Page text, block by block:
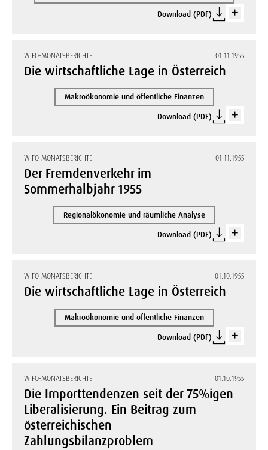
Download (PDF)
WIFO-MONATSBERICHTE 01.11.1955
Die wirtschaftliche Lage in Österreich
Makroökonomie und öffentliche Finanzen
Download (PDF)
WIFO-MONATSBERICHTE 01.11.1955
Der Fremdenverkehr im
Sommerhalbjahr 1955
Regionalökonomie und räumliche Analyse
Download (PDF)
WIFO-MONATSBERICHTE 01.10.1955
Die wirtschaftliche Lage in Österreich
Makroökonomie und öffentliche Finanzen
Download (PDF)
WIFO-MONATSBERICHTE 01.10.1955
Die Importtendenzen seit der 75%igen
Liberalisierung. Ein Beitrag zum
österreichischen
Zahlungsbilanzproblem